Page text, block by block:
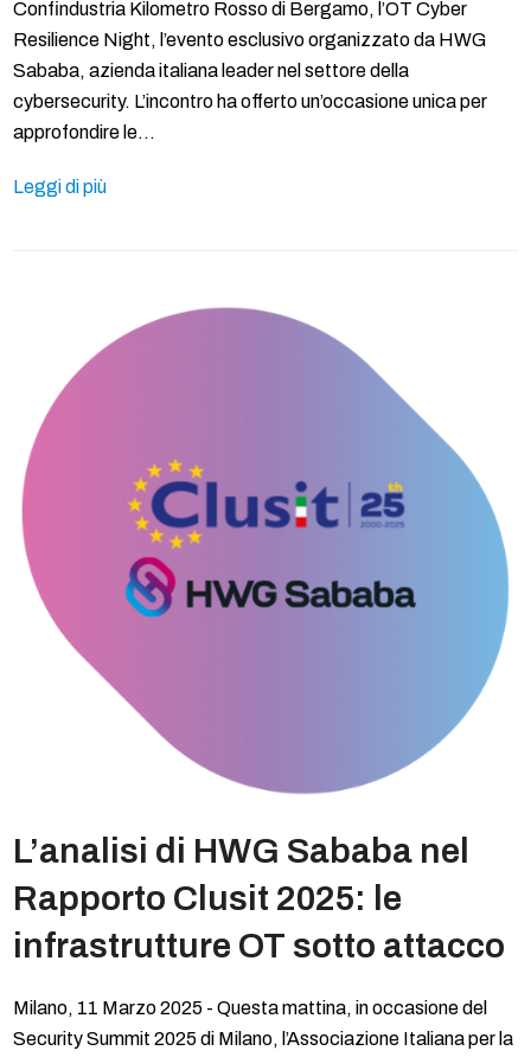
Confindustria Kilometro Rosso di Bergamo, l’OT Cyber
Resilience Night, l’evento esclusivo organizzato da HWG
Sababa, azienda italiana leader nel settore della
cybersecurity. L’incontro ha offerto un’occasione unica per
approfondire le…
Leggi di più
L’analisi di HWG Sababa nel
Rapporto Clusit 2025: le
infrastrutture OT sotto attacco
Milano, 11 Marzo 2025 - Questa mattina, in occasione del
Security Summit 2025 di Milano, l’Associazione Italiana per la